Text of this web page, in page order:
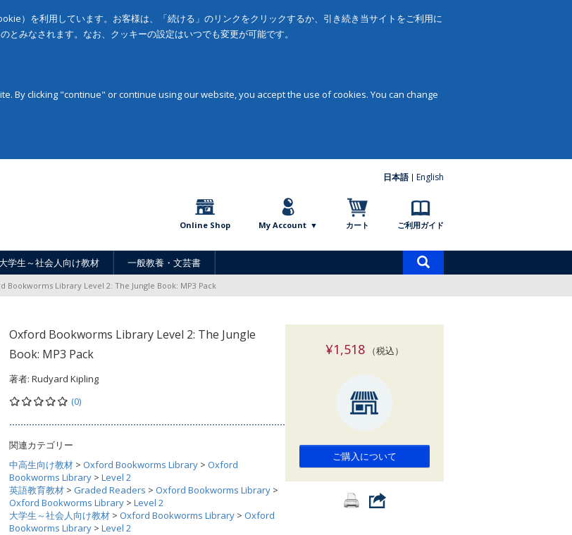
）を利用しています。お客様は、「続ける」のリンクをクリックするか、引き続き当サイトをご利用に
みなされます。なお、クッキーの設定はいつでも変更が可能です。
By clicking "continue" or continue using our website, you accept the use of cookies. You can change
日本語 English
Online Shop My Account カート ご利用ガイド
大学生～社会人向け教材 一般教養・文芸書
索
Bookworms Library Level 2: The Jungle Book: MP3 Pack
Oxford Bookworms Library Level 2: The Jungle
Book: MP3 Pack
著者: Rudyard Kipling
(0)
関連カテゴリー
中高生向け教材 > Oxford Bookworms Library > Oxford
Bookworms Library > Level 2
英語教育教材 > Graded Readers > Oxford Bookworms Library >
Oxford Bookworms Library > Level 2
大学生～社会人向け教材 > Oxford Bookworms Library > Oxford
Bookworms Library > Level 2
¥1,518（税込）
ご購入について